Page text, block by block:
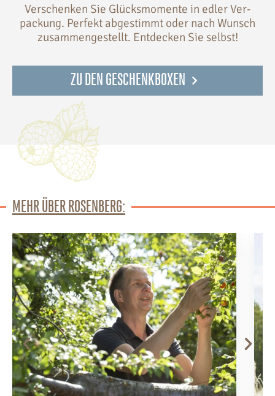
Verschenken Sie Glücksmomente in edler Ver-
packung. Perfekt abgestimmt oder nach Wunsch
zusammengestellt. Entdecken Sie selbst!
ZU DEN GESCHENKBOXEN
MEHR ÜBER ROSENBERG: